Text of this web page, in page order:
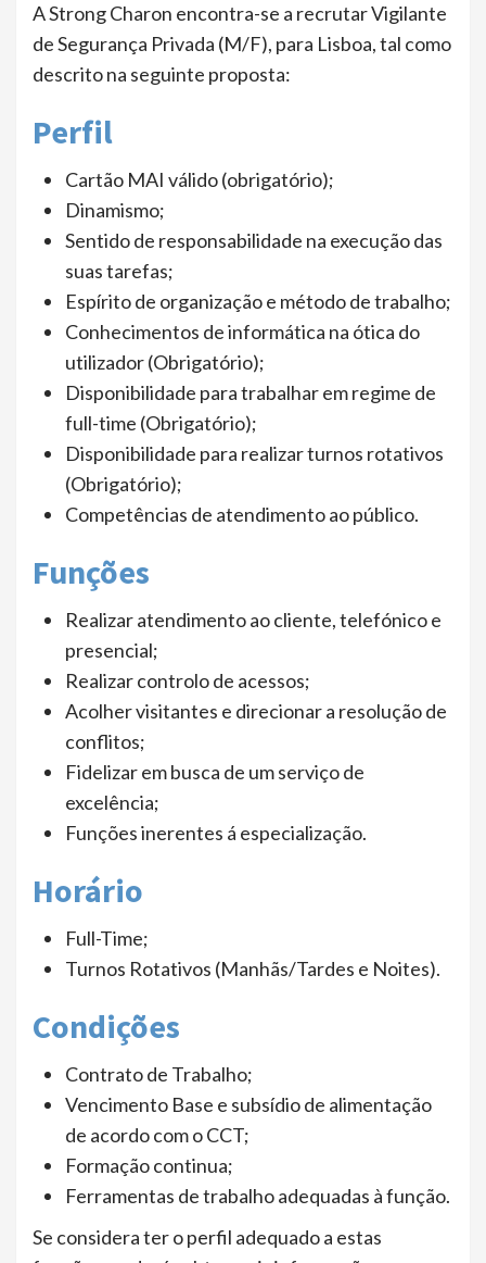
A Strong Charon encontra-se a recrutar Vigilante
de Segurança Privada (M/F), para Lisboa, tal como
descrito na seguinte proposta:
Perfil
Cartão MAI válido (obrigatório);
Dinamismo;
Sentido de responsabilidade na execução das
suas tarefas;
Espírito de organização e método de trabalho;
Conhecimentos de informática na ótica do
utilizador (Obrigatório);
Disponibilidade para trabalhar em regime de
full-time (Obrigatório);
Disponibilidade para realizar turnos rotativos
(Obrigatório);
Competências de atendimento ao público.
Funções
Realizar atendimento ao cliente, telefónico e
presencial;
Realizar controlo de acessos;
Acolher visitantes e direcionar a resolução de
conflitos;
Fidelizar em busca de um serviço de
excelência;
Funções inerentes á especialização.
Horário
Full-Time;
Turnos Rotativos (Manhãs/Tardes e Noites).
Condições
Contrato de Trabalho;
Vencimento Base e subsídio de alimentação
de acordo com o CCT;
Formação continua;
Ferramentas de trabalho adequadas à função.
Se considera ter o perfil adequado a estas